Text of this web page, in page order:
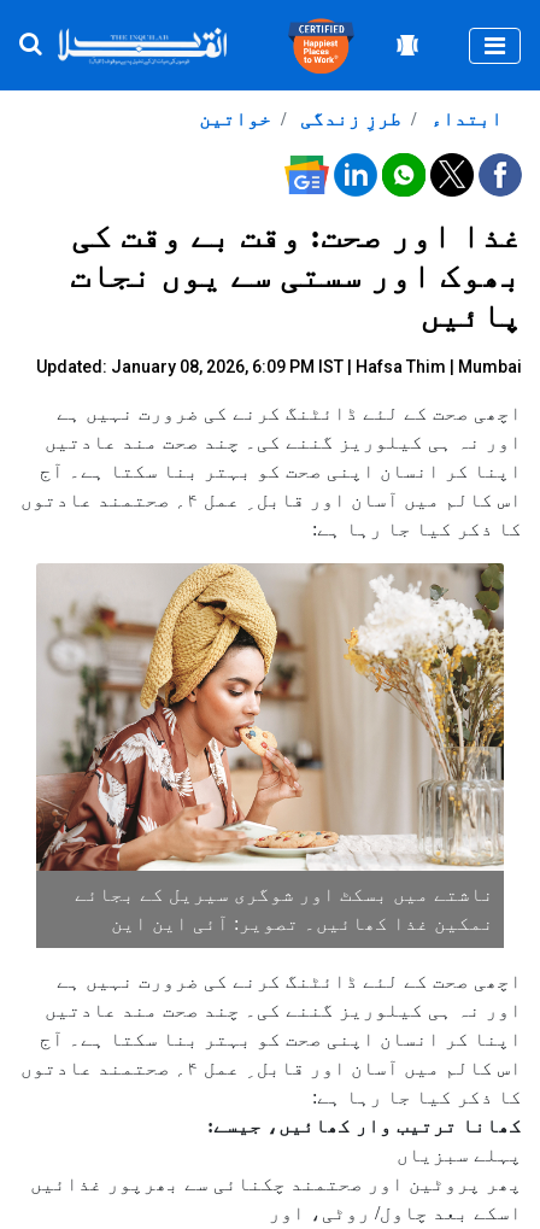
خواتین طرزِ زندگی ابتداء
غذا اور صحت: وقت بے وقت کی
بھوک اور سستی سے یوں نجات
پائیں
Updated: January 08, 2026, 6:09 PM IST | Hafsa Thim | Mumbai
اچھی صحت کے لئے ڈائٹنگ کرنے کی ضرورت نہیں ہے
اور نہ ہی کیلوریز گننے کی۔ چند صحت مند عادتیں
اپنا کر انسان اپنی صحت کو بہتر بنا سکتا ہے۔ آج
اس کالم میں آسان اور قابل ِ عمل ۴؍ صحتمند عادتوں
کا ذکر کیا جا رہا ہے:
ناشتے میں بسکٹ اور شوگری سیریل کے بجائے
نمکین غذا کھائیں۔ تصویر: آئی این این
اچھی صحت کے لئے ڈائٹنگ کرنے کی ضرورت نہیں ہے
اور نہ ہی کیلوریز گننے کی۔ چند صحت مند عادتیں
اپنا کر انسان اپنی صحت کو بہتر بنا سکتا ہے۔ آج
اس کالم میں آسان اور قابل ِ عمل ۴؍ صحتمند عادتوں
کا ذکر کیا جا رہا ہے:
کھانا ترتیب وار کھائیں، جیسے:
پہلے سبزیاں
پھر پروٹین اور صحتمند چکنائی سے بھرپور غذائیں
اسکے بعد چاول/ روٹی، اور